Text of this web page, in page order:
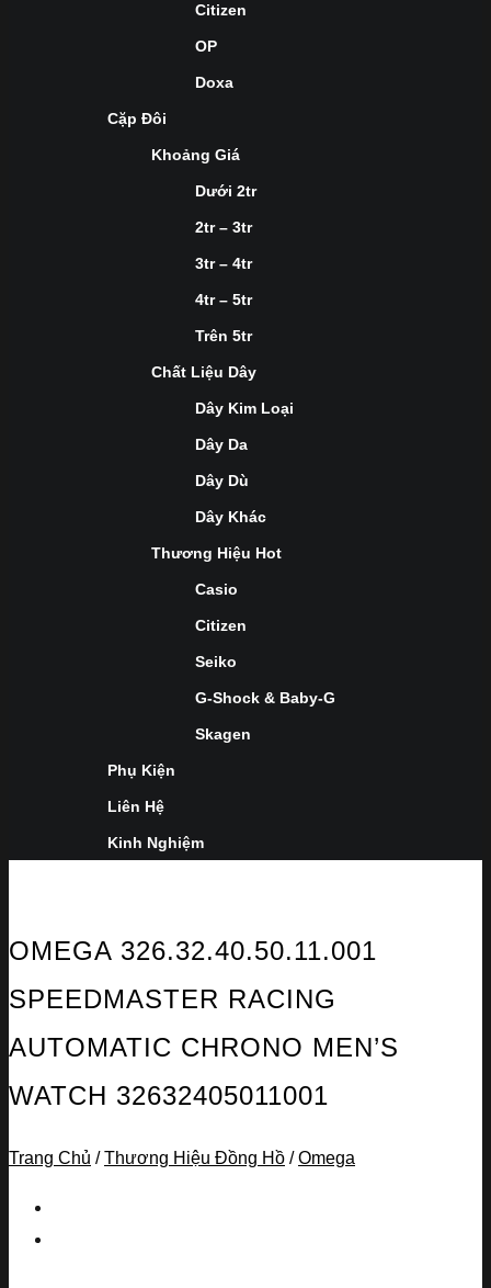
Citizen
OP
Doxa
Cặp Đôi
Khoảng Giá
Dưới 2tr
2tr – 3tr
3tr – 4tr
4tr – 5tr
Trên 5tr
Chất Liệu Dây
Dây Kim Loại
Dây Da
Dây Dù
Dây Khác
Thương Hiệu Hot
Casio
Citizen
Seiko
G-Shock & Baby-G
Skagen
Phụ Kiện
Liên Hệ
Kinh Nghiệm
OMEGA 326.32.40.50.11.001
SPEEDMASTER RACING
AUTOMATIC CHRONO MEN’S
WATCH 32632405011001
Trang Chủ / Thương Hiệu Đồng Hồ / Omega